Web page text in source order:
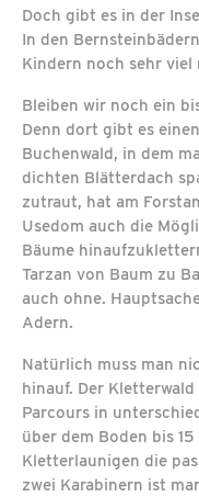
Doch gibt es in der
In den
Kindern noch sehr viel
Bleiben wir noch ein
Denn dort gibt es
Buchenwald, in dem
dichten Blätterdach
zutraut, hat am
Usedom auch die
Bäume
Tarzan von Baum zu
auch ohne.
Adern.
Natürlich muss man
hinauf. Der
Parcours in
über dem Boden bis
Kletterlaunigen die
zwei Karabinern ist